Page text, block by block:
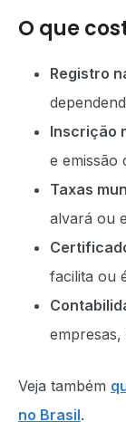
O que
Registro
Inscrição
e emissão
Taxas
alvará ou
facilita ou
empresas,
Veja também
no Brasil.